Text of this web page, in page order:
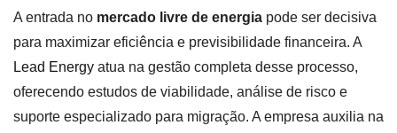
A entrada no mercado livre de energia pode ser decisiva
para maximizar eficiência e previsibilidade financeira. A
Lead Energy atua na gestão completa desse processo,
oferecendo estudos de viabilidade, análise de risco e
suporte especializado para migração. A empresa auxilia na